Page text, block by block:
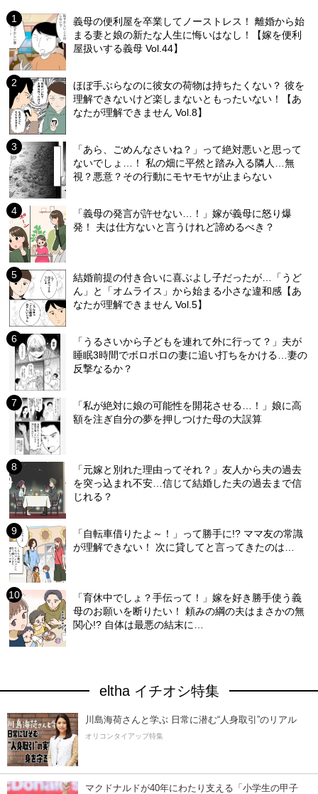
義母の便利屋を卒業してノーストレス！ 離婚から始
まる妻と娘の新たな人生に悔いはなし！【嫁を便利
屋扱いする義母 Vol.44】
ほぼ手ぶらなのに彼女の荷物は持ちたくない？ 彼を
理解できないけど楽しまないともったいない！【あ
なたが理解できません Vol.8】
「あら、ごめんなさいね？」って絶対悪いと思って
ないでしょ…！ 私の畑に平然と踏み入る隣人…無
視？悪意？その行動にモヤモヤが止まらない
「義母の発言が許せない…！」嫁が義母に怒り爆
発！ 夫は仕方ないと言うけれど諦めるべき？
結婚前提の付き合いに喜ぶよし子だったが…「うど
ん」と「オムライス」から始まる小さな違和感【あ
なたが理解できません Vol.5】
「うるさいから子どもを連れて外に行って？」夫が
睡眠3時間でボロボロの妻に追い打ちをかける…妻の
反撃なるか？
「私が絶対に娘の可能性を開花させる…！」娘に高
額を注ぎ自分の夢を押しつけた母の大誤算
「元嫁と別れた理由ってそれ？」友人から夫の過去
を突っ込まれ不安…信じて結婚した夫の過去まで信
じれる？
「自転車借りたよ～！」って勝手に!? ママ友の常識
が理解できない！ 次に貸してと言ってきたのは…
「育休中でしょ？手伝って！」嫁を好き勝手使う義
母のお願いを断りたい！ 頼みの綱の夫はまさかの無
関心!? 自体は最悪の結末に…
eltha イチオシ特集
川島海荷さんと学ぶ 日常に潜む“人身取引”のリアル
オリコンタイアップ特集
マクドナルドが40年にわたり支える「小学生の甲子